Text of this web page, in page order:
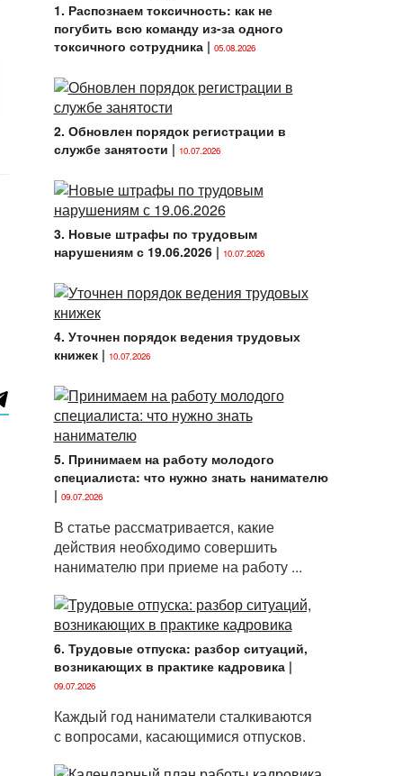
1. Распознаем токсичность: как не
погубить всю команду из-за одного
токсичного сотрудника| 05.08.2026
2. Обновлен порядок регистрации в
службе занятости | 10.07.2026
3. Новые штрафы по трудовым
нарушениям с 19.06.2026| 10.07.2026
4. Уточнен порядок ведения трудовых
книжек| 10.07.2026
5. Принимаем на работу молодого
специалиста: что нужно знать нанимателю
| 09.07.2026
В статье рассматривается, какие
действия необходимо совершить
нанимателю при приеме на работу ...
6. Трудовые отпуска: разбор ситуаций,
возникающих в практике кадровика|
09.07.2026
Каждый год наниматели сталкиваются
с вопросами, касающимися отпусков.